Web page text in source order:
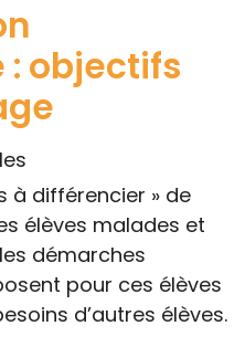
objectifs
à différencier » de
élèves malades et
démarches
pour ces élèves
d’autres élèves.